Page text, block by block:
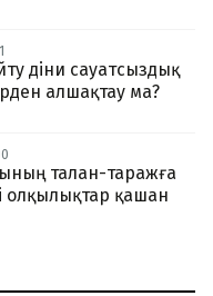
діни сауатсыздық
алшақтау ма?
талан-таражға
олқылықтар қашан